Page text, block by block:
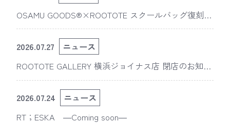
OSAMU GOODS®×ROOTOTE スクールバッグ復刻
版“スライスドアイ”の新デザインが「The 50th Annive
rsary OSAMU GOODS展」に登場
2026.07.27
ニュース
ROOTOTE GALLERY 横浜ジョイナス店 閉店のお知ら
せ
2026.07.24
ニュース
RT；ESKA ―Coming soon―